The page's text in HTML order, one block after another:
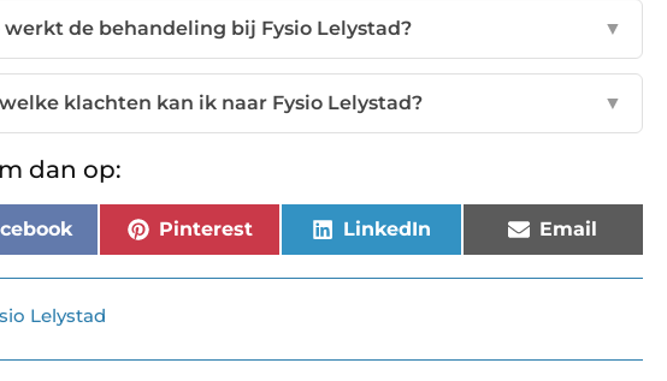
werkt de behandeling bij Fysio Lelystad? ▼
klachten kan ik naar Fysio Lelystad? ▼
dan op:
Pinterest LinkedIn Email
Lelystad